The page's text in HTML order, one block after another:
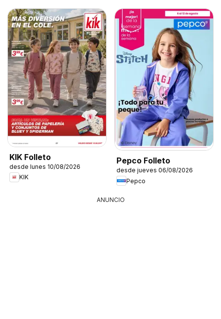
KIK Folleto
desde lunes 10/08/2026
KIK
Pepco Folleto
desde jueves 06/08/2026
Pepco
ANUNCIO